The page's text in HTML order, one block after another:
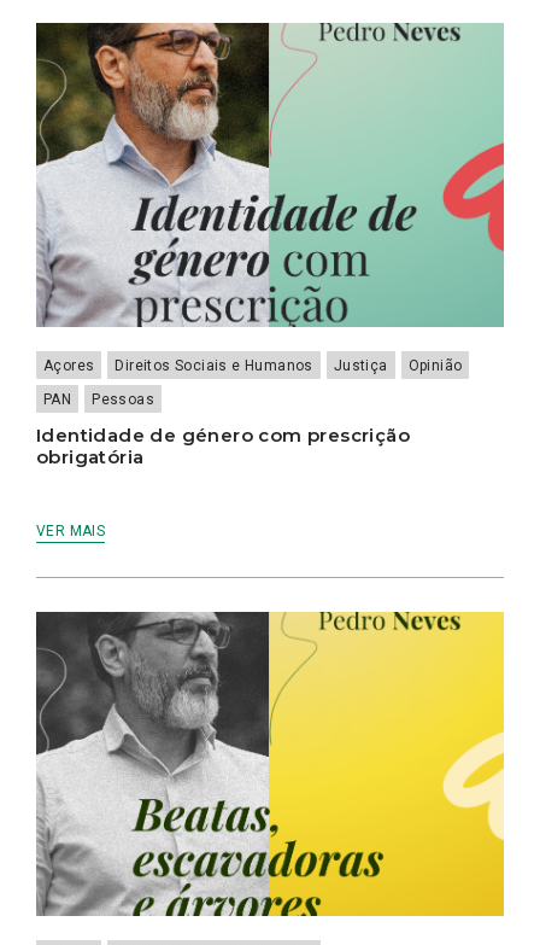
Açores Direitos Sociais e Humanos Justiça
Opinião
PAN
Pessoas
Identidade de género com prescrição
obrigatória
VER MAIS